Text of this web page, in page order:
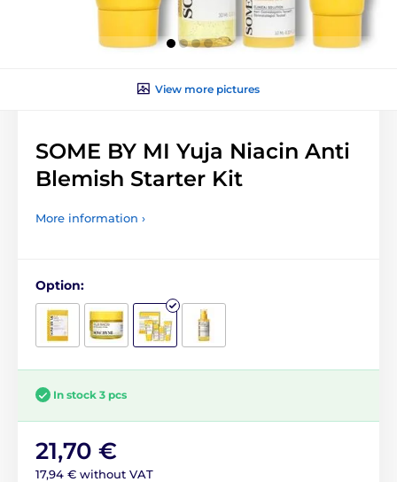
View more pictures
SOME BY MI Yuja Niacin Anti
Blemish Starter Kit
More information ›
Option:
In stock 3 pcs
21,70 €
17,94 € without VAT